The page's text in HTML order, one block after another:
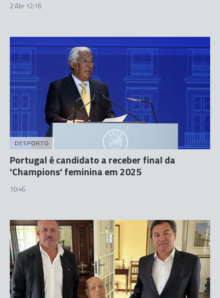
2 Abr 12:16
DESPORTO
Portugal é candidato a receber final da
'Champions' feminina em 2025
10:46